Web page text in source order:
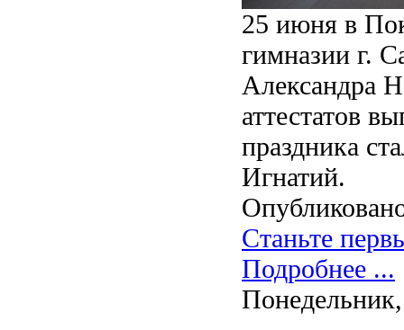
25 июня в
гимназии г.
Александра
аттестатов
праздника
Игнатий.
Станьте
Подробнее ...